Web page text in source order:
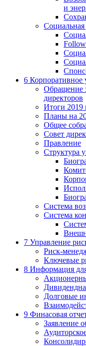
и
Социальная
6 Корпоративное
Обращение
директоров
Итоги 2019
Планы на
Общее
Совет
Правление
Структура
Система
Система
7 Управление
Риск-
Ключевые
8 Информация
Долговые
9 Финасовая
Заявление